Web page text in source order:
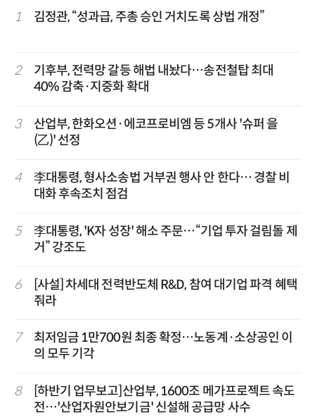
1 김정관, “성과급, 주총 승인 거치도록 상법 개정”
2
기후부, 전력망 갈등 해법 내놨다…송전철탑 최대
40% 감축·지중화 확대
3
산업부, 한화오션·에코프로비엠 등 5개사 '슈퍼 을
(乙)' 선정
4
李대통령, 형사소송법 거부권 행사 안 한다… 경찰 비
대화 후속조치 점검
5
李대통령, 'K자 성장' 해소 주문…“기업 투자 걸림돌 제
거” 강조도
6
[사설] 차세대 전력반도체 R&D, 참여 대기업 파격 혜택
줘라
7
최저임금 1만700원 최종 확정…노동계·소상공인 이
의 모두 기각
8
[하반기 업무보고]산업부, 1600조 메가프로젝트 속도
전…'산업자원안보기금' 신설해 공급망 사수